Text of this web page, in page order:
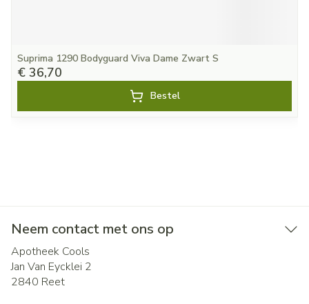
Suprima 1290 Bodyguard Viva Dame Zwart S
€ 36,70
Bestel
Neem contact met ons op
Apotheek Cools
Jan Van Eycklei 2
2840 Reet